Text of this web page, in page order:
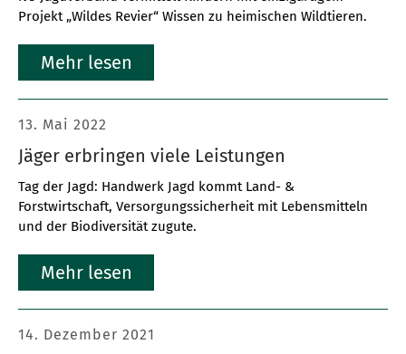
Projekt „Wildes Revier“ Wissen zu heimischen Wildtieren.
Mehr lesen
Jäger erbringen viele Leistungen
Tag der Jagd: Handwerk Jagd kommt Land- &
Forstwirtschaft, Versorgungssicherheit mit Lebensmitteln
und der Biodiversität zugute.
13. Mai 2022
Mehr lesen
14. Dezember 2021